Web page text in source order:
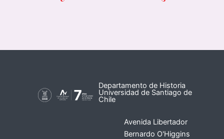
Departamento de Historia
Universidad de Santiago de
Chile
Avenida Libertador
Bernardo O'Higgins